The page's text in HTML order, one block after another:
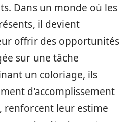
Dans un monde où les
il devient
offrir des opportunités
sur une tâche
un coloriage, ils
d’accomplissement
renforcent leur estime